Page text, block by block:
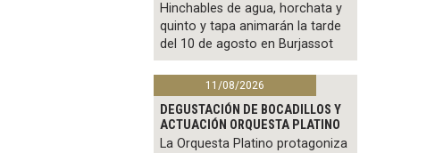
Hinchables de agua, horchata y
quinto y tapa animarán la tarde
del 10 de agosto en Burjassot
11/08/2026
DEGUSTACIÓN DE BOCADILLOS Y
ACTUACIÓN ORQUESTA PLATINO
La Orquesta Platino protagoniza